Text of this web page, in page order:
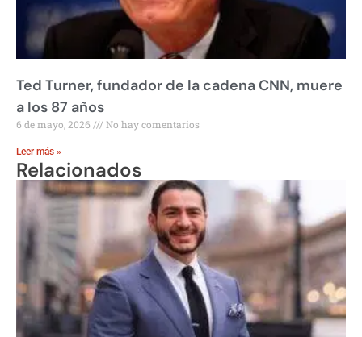
Ted Turner, fundador de la cadena CNN, muere
a los 87 años
6 de mayo, 2026 No hay comentarios
Leer más »
Relacionados